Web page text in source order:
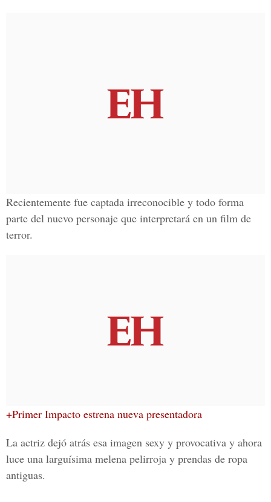
Recientemente fue captada irreconocible y todo forma
parte del nuevo personaje que interpretará en un film de
terror.
+Primer Impacto estrena nueva presentadora
La actriz dejó atrás esa imagen sexy y provocativa y ahora
luce una larguísima melena pelirroja y prendas de ropa
antiguas.